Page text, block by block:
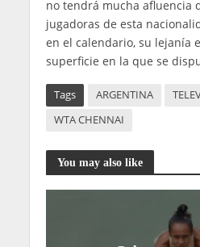
no tendrá mucha afluencia
jugadoras de esta
en el calendario, su lejanía
superficie en la que se
Tags ARGENTINA
WTA CHENNAI
You may also like